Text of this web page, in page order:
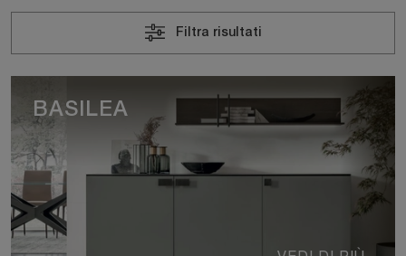
Filtra risultati
BASILEA